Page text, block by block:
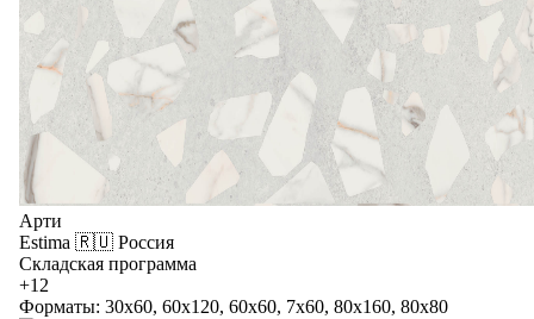
Арти
Estima 🇷🇺 Россия
Складская программа
+12
Форматы: 30x60, 60x120, 60x60, 7x60, 80x160, 80x80